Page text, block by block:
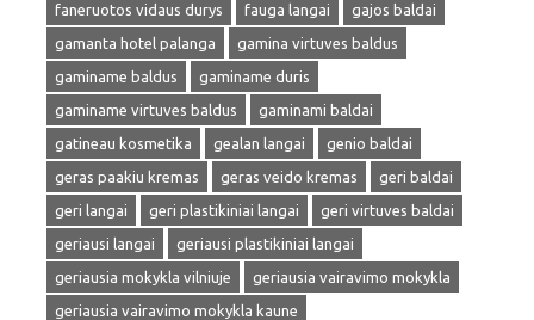
faneruotos vidaus durys
fauga langai
gajos baldai
gamanta hotel palanga
gamina virtuves baldus
gaminame baldus
gaminame duris
gaminame virtuves baldus
gaminami baldai
gatineau kosmetika
gealan langai
genio baldai
geras paakiu kremas
geras veido kremas
geri baldai
geri langai
geri plastikiniai langai
geri virtuves baldai
geriausi langai
geriausi plastikiniai langai
geriausia mokykla vilniuje
geriausia vairavimo mokykla
geriausia vairavimo mokykla kaune